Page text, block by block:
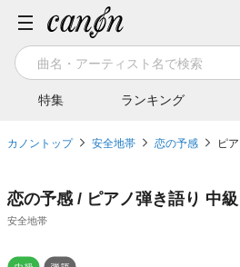
特集 ランキング
カノントップ 安全地帯 恋の予感 ピ
恋の予感 / ピアノ弾き語り 中級
安全地帯